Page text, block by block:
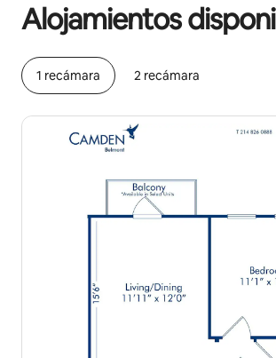
Alojamientos
1 recámara 2 recámara